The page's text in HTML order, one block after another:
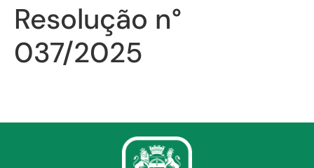
Resolução n°
037/2025